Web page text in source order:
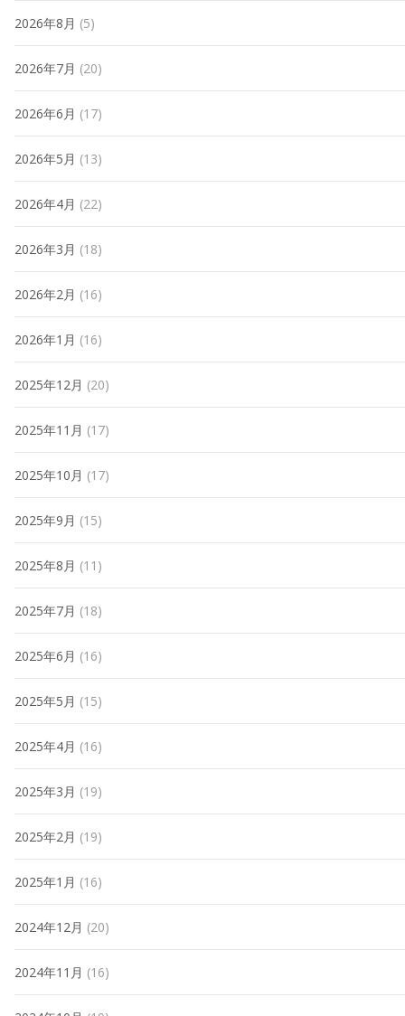
2026年8月 (5)
2026年7月 (20)
2026年6月 (17)
2026年5月 (13)
2026年4月 (22)
2026年3月 (18)
2026年2月 (16)
2026年1月 (16)
2025年12月 (20)
2025年11月 (17)
2025年10月 (17)
2025年9月 (15)
2025年8月 (11)
2025年7月 (18)
2025年6月 (16)
2025年5月 (15)
2025年4月 (16)
2025年3月 (19)
2025年2月 (19)
2025年1月 (16)
2024年12月 (20)
2024年11月 (16)